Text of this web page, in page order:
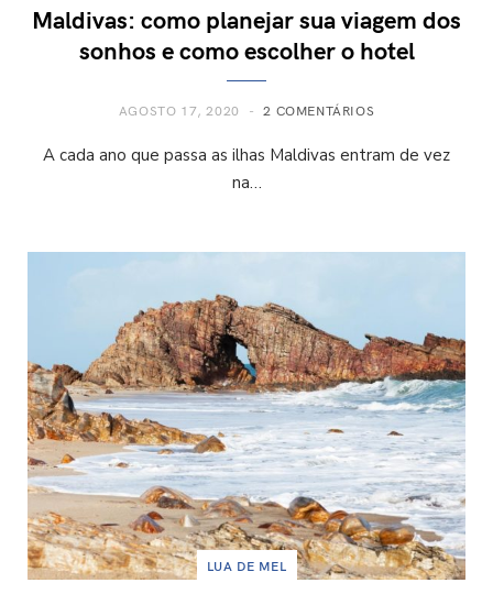
Maldivas: como planejar sua viagem dos
sonhos e como escolher o hotel
AGOSTO 17, 2020 2 COMENTÁRIOS
A cada ano que passa as ilhas Maldivas entram de vez
na…
LUA DE MEL